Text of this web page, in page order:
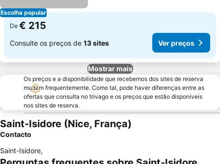
Escolha popular
De € 215
Consulte os preços de 13 sites Ver preços
Mostrar mais
Os preços e a disponibilidade que recebemos dos sites de reserva
mudam frequentemente. Como tal, pode haver diferenças entre as
ofertas que consulta no trivago e os preços que estão disponíveis
nos sites de reserva.
Saint-Isidore (Nice, França)
Contacto
Saint-Isidore,